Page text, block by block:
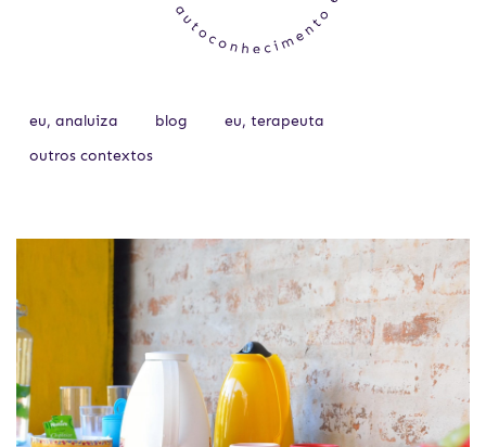
eu, analuiza blog
eu, terapeuta
outros contextos